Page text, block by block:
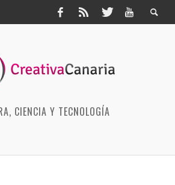
CIENCIA Y TECNOLOGÍA